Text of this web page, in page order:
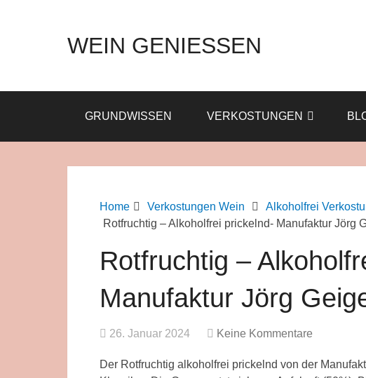
WEIN GENIESSEN
GRUNDWISSEN VERKOSTUNGEN
Home Verkostungen Wein
Alkoholfrei
Rotfruchtig – Alkoholfrei prickelnd- Manufaktur Jörg
Rotfruchtig –
Manufaktur Jörg
26. Januar 2024 Keine Kommentare
Der Rotfruchtig alkoholfrei prickelnd von der